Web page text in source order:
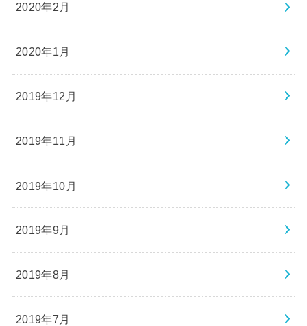
2020年2月
2020年1月
2019年12月
2019年11月
2019年10月
2019年9月
2019年8月
2019年7月